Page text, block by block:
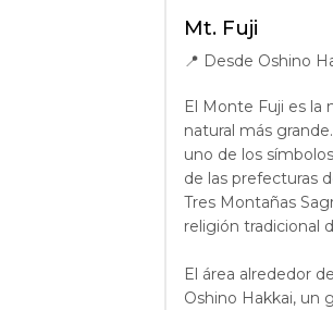
Mt. Fuji
📍 Desde Oshino
El Monte Fuji es
natural más
uno de los
de las prefecturas
Tres Montañas
religión tradicional
El área alrededor
Oshino Hakkai, un